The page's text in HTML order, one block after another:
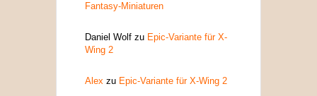
Fantasy-Miniaturen
Daniel Wolf zu Epic-Variante für X-
Wing 2
Alex zu Epic-Variante für X-Wing 2